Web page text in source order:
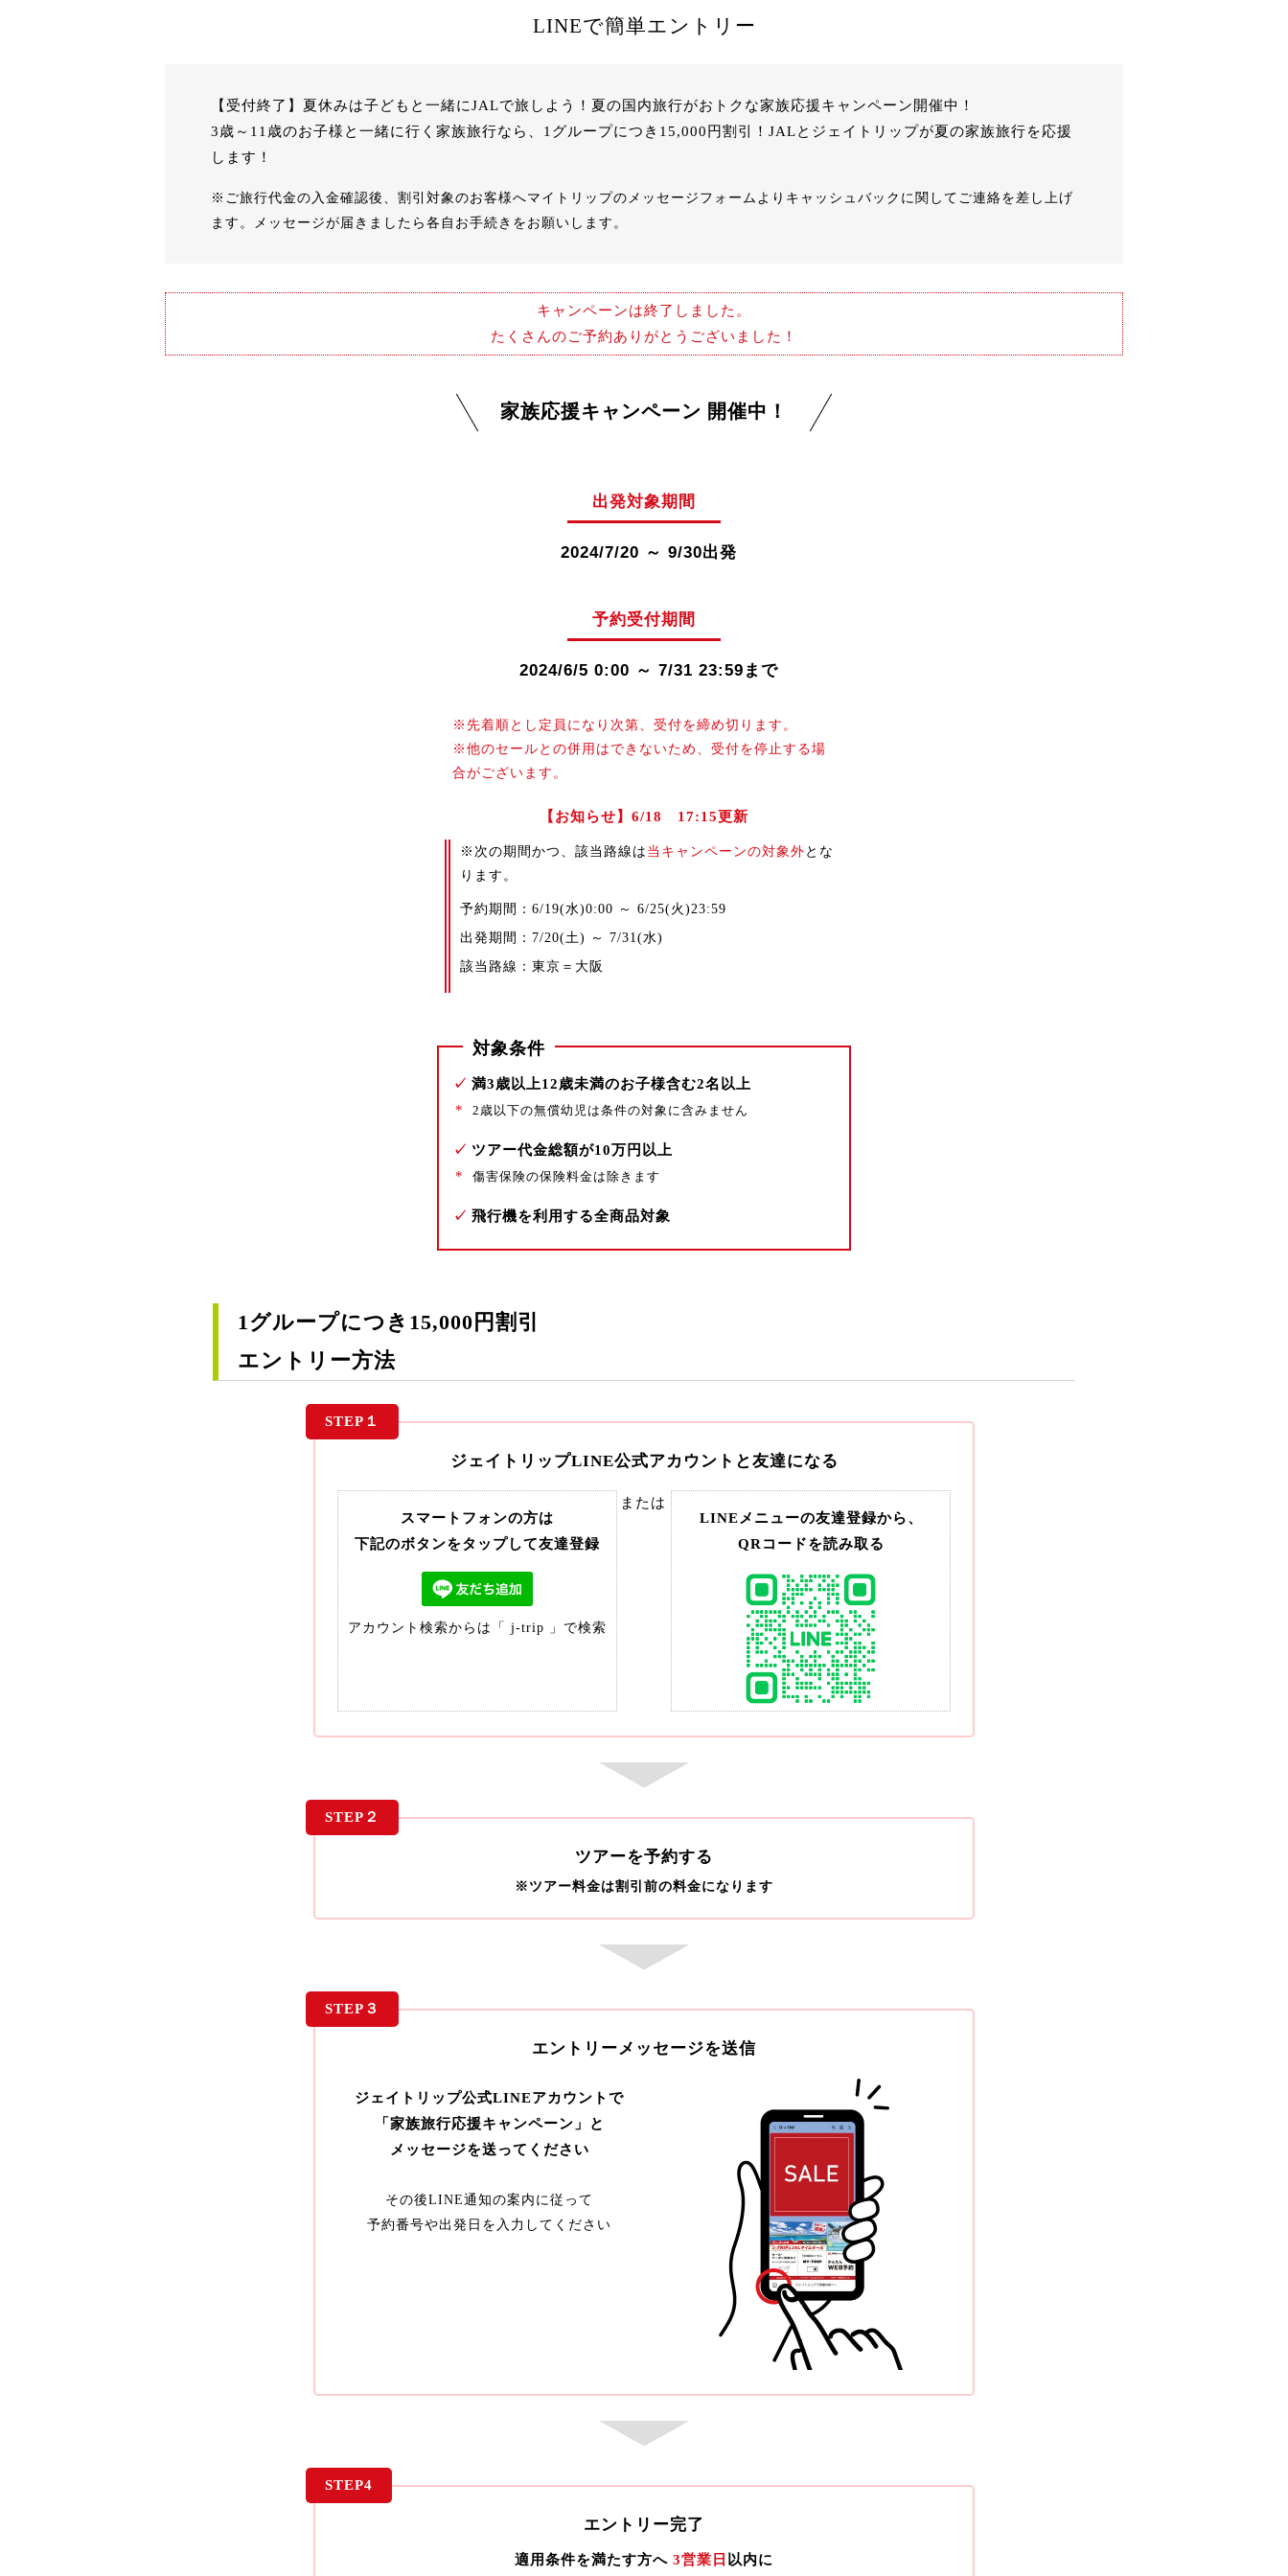
LINEで簡単エントリー
【受付終了】夏休みは子どもと一緒にJALで旅しよう！夏の国内旅行がおトクな家族応援キャンペーン開催中！
3歳～11歳のお子様と一緒に行く家族旅行なら、1グループにつき15,000円割引！JALとジェイトリップが夏の家族旅行を応援
します！
※ご旅行代金の入金確認後、割引対象のお客様へマイトリップのメッセージフォームよりキャッシュバックに関してご連絡を差し上げ
ます。メッセージが届きましたら各自お手続きをお願いします。
キャンペーンは終了しました。
たくさんのご予約ありがとうございました！
家族応援キャンペーン 開催中！
出発対象期間
2024/7/20 ～ 9/30出発
予約受付期間
2024/6/5 0:00 ～ 7/31 23:59まで
※先着順とし定員になり次第、受付を締め切ります。
※他のセールとの併用はできないため、受付を停止する場
合がございます。
【お知らせ】6/18 17:15更新
※次の期間かつ、該当路線は 当キャンペーンの対象外 とな
ります。
予約期間：6/19(水)0:00 ～ 6/25(火)23:59
出発期間：7/20(土) ～ 7/31(水)
該当路線：東京＝大阪
対象条件
✓ 満3歳以上12歳未満のお子様含む2名以上
*
2歳以下の無償幼児は条件の対象に含みません
✓ ツアー代金総額が10万円以上
*
傷害保険の保険料金は除きます
✓ 飛行機を利用する全商品対象
1グループにつき15,000円割引
エントリー方法
STEP１
ジェイトリップLINE公式アカウントと友達になる
スマートフォンの方は
下記のボタンをタップして友達登録
アカウント検索からは「 j-trip 」で検索
または
LINEメニューの友達登録から、
QRコードを読み取る
STEP２
ツアーを予約する
※ツアー料金は割引前の料金になります
STEP３
エントリーメッセージを送信
ジェイトリップ公式LINEアカウントで
「家族旅行応援キャンペーン」と
メッセージを送ってください
その後LINE通知の案内に従って
予約番号や出発日を入力してください
STEP4
エントリー完了
適用条件を満たす方へ 3営業日 以内に